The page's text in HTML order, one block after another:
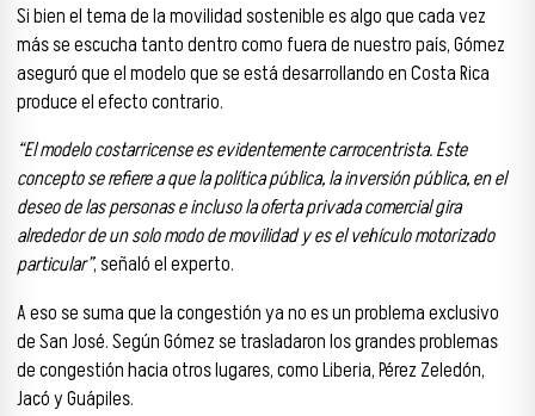
Si bien el tema de la movilidad sostenible es algo que cada vez
más se escucha tanto dentro como fuera de nuestro país, Gómez
aseguró que el modelo que se está desarrollando en Costa Rica
produce el efecto contrario.
“El modelo costarricense es evidentemente carrocentrista. Este
concepto se refiere a que la política pública, la inversión pública, en el
deseo de las personas e incluso la oferta privada comercial gira
alrededor de un solo modo de movilidad y es el vehículo motorizado
particular”, señaló el experto.
A eso se suma que la congestión ya no es un problema exclusivo
de San José. Según Gómez se trasladaron los grandes problemas
de congestión hacia otros lugares, como Liberia, Pérez Zeledón,
Jacó y Guápiles.